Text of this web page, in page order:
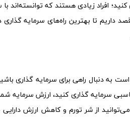
افراد زیادی هستند که توانسته‌اند با
داریم تا بهترین راه‌های سرمایه گذاری
به دنبال راهی برای سرمایه گذاری
سرمایه گذاری کنید، ارزش سرمایه
از شر تورم و کاهش ارزش دارایی